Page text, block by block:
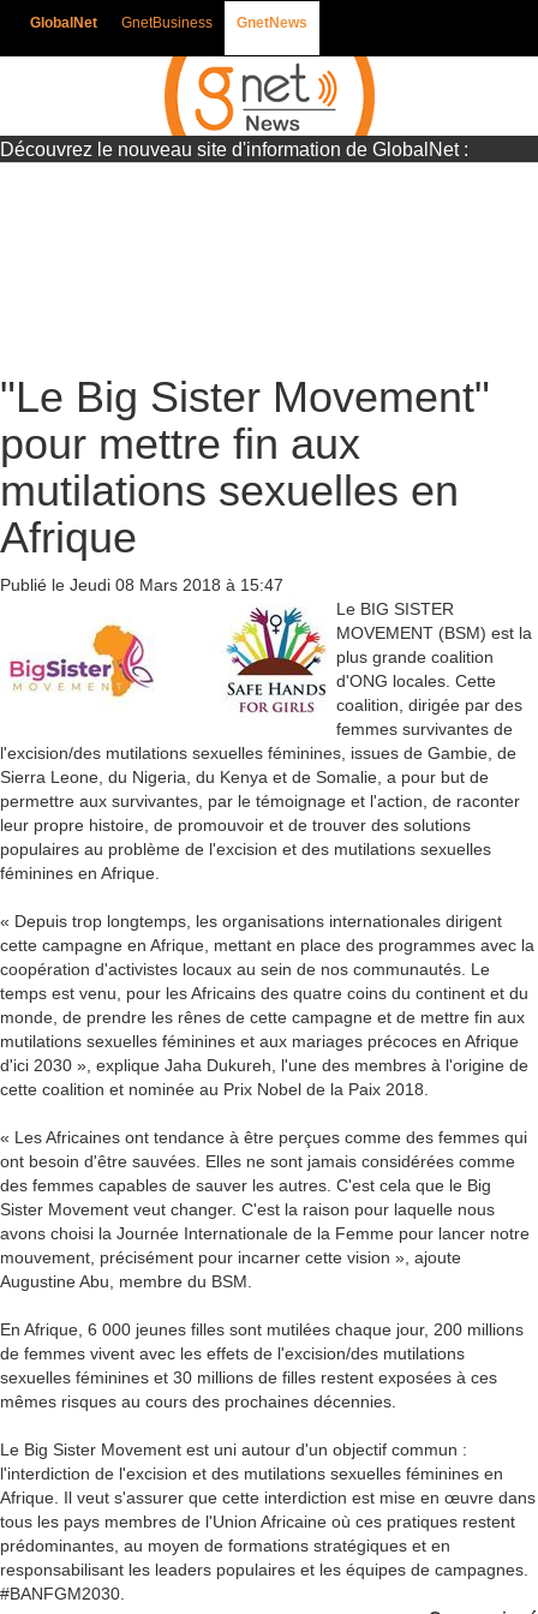
GlobalNet GnetBusiness GnetNews
Découvrez le nouveau site d'information de GlobalNet :
"Le Big Sister Movement"
pour mettre fin aux
mutilations sexuelles en
Afrique
Publié le Jeudi 08 Mars 2018 à 15:47
Le BIG SISTER
MOVEMENT (BSM) est la
plus grande coalition
d'ONG locales. Cette
coalition, dirigée par des
femmes survivantes de
l'excision/des mutilations sexuelles féminines, issues de Gambie, de
Sierra Leone, du Nigeria, du Kenya et de Somalie, a pour but de
permettre aux survivantes, par le témoignage et l'action, de raconter
leur propre histoire, de promouvoir et de trouver des solutions
populaires au problème de l'excision et des mutilations sexuelles
féminines en Afrique.
« Depuis trop longtemps, les organisations internationales dirigent
cette campagne en Afrique, mettant en place des programmes avec la
coopération d'activistes locaux au sein de nos communautés. Le
temps est venu, pour les Africains des quatre coins du continent et du
monde, de prendre les rênes de cette campagne et de mettre fin aux
mutilations sexuelles féminines et aux mariages précoces en Afrique
d'ici 2030 », explique Jaha Dukureh, l'une des membres à l'origine de
cette coalition et nominée au Prix Nobel de la Paix 2018.
« Les Africaines ont tendance à être perçues comme des femmes qui
ont besoin d'être sauvées. Elles ne sont jamais considérées comme
des femmes capables de sauver les autres. C'est cela que le Big
Sister Movement veut changer. C'est la raison pour laquelle nous
avons choisi la Journée Internationale de la Femme pour lancer notre
mouvement, précisément pour incarner cette vision », ajoute
Augustine Abu, membre du BSM.
En Afrique, 6 000 jeunes filles sont mutilées chaque jour, 200 millions
de femmes vivent avec les effets de l'excision/des mutilations
sexuelles féminines et 30 millions de filles restent exposées à ces
mêmes risques au cours des prochaines décennies.
Le Big Sister Movement est uni autour d'un objectif commun :
l'interdiction de l'excision et des mutilations sexuelles féminines en
Afrique. Il veut s'assurer que cette interdiction est mise en œuvre dans
tous les pays membres de l'Union Africaine où ces pratiques restent
prédominantes, au moyen de formations stratégiques et en
responsabilisant les leaders populaires et les équipes de campagnes.
#BANFGM2030.